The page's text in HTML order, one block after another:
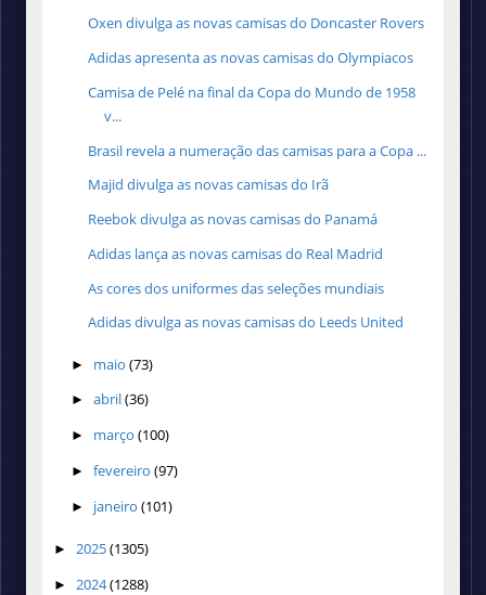
Oxen divulga as novas camisas do Doncaster Rovers
Adidas apresenta as novas camisas do Olympiacos
Camisa de Pelé na final da Copa do Mundo de 1958
v...
Brasil revela a numeração das camisas para a Copa ...
Majid divulga as novas camisas do Irã
Reebok divulga as novas camisas do Panamá
Adidas lança as novas camisas do Real Madrid
As cores dos uniformes das seleções mundiais
Adidas divulga as novas camisas do Leeds United
► maio (73)
► abril(36)
► março (100)
► fevereiro (97)
► janeiro (101)
► 2025(1305)
► 2024(1288)